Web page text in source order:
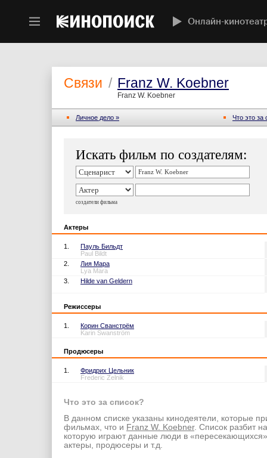
Онлайн-
Связи / Franz W. Koebner
Franz W. Koebner
Личное дело » Что это за
Искать фильм по создателям:
создатели фильма
Актеры
1.
Пауль Бильдт
Paul Bildt
2.
Лия Мара
Lya Mara
3.
Hilde van Geldern
Режиссеры
1.
Корин Сванстрём
Karin Swanström
Продюсеры
1.
Фридрих Цельник
Frederic Zelnik
Что это за список?
В данном списке указаны кинодеятели, которые
фильмах, что и Franz W. Koebner. Список разбит
которую играют данные люди в
актеры, продюсеры и т.д.